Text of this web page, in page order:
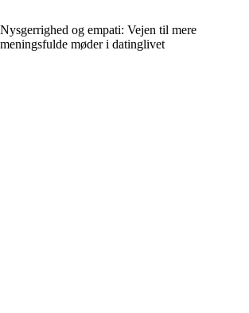
Nysgerrighed og empati: Vejen til mere
meningsfulde møder i datinglivet